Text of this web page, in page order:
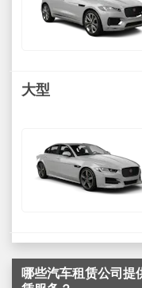
大型
哪些汽车租赁公司提